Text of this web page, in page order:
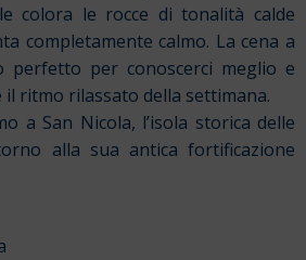
colora le rocce di tonalità calde
completamente calmo. La cena a
perfetto per conoscerci meglio e
il ritmo rilassato della settimana.
a San Nicola, l’isola storica delle
alla sua antica fortificazione